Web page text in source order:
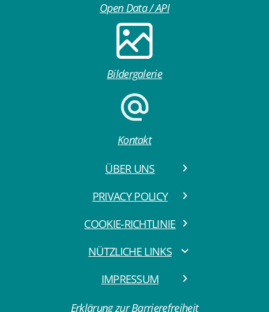
Open Data / API
Bildergalerie
Kontakt
ÜBER UNS
PRIVACY POLICY
COOKIE-RICHTLINIE
NÜTZLICHE LINKS
IMPRESSUM
Erklärung zur Barrierefreiheit